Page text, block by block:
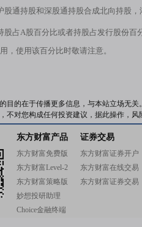
股通持股和深股通持股合成北向持股
股占A股百分比或者持股占发行股份百
，使用该百分比时敬请注意。
目的在于传播更多信息，与本站立场无
不对您构成任何投资建议，据此操作，风
东方财富产品
东方财富免费版
东方财富Level-2
东方财富策略版
妙想投研助理
Choice金融终端
证券交易
东方财富证券开户
东方财富在线交易
东方财富证券交易